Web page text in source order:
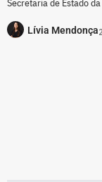
Secretaria de Estado
Lívia Mendonça